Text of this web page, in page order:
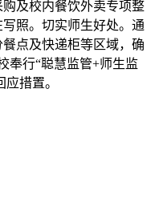
及校内餐饮外卖专项整
照。切实师生好处。通
点及快递柜等区域，确
奉行“聪慧监管+师生监
措置。